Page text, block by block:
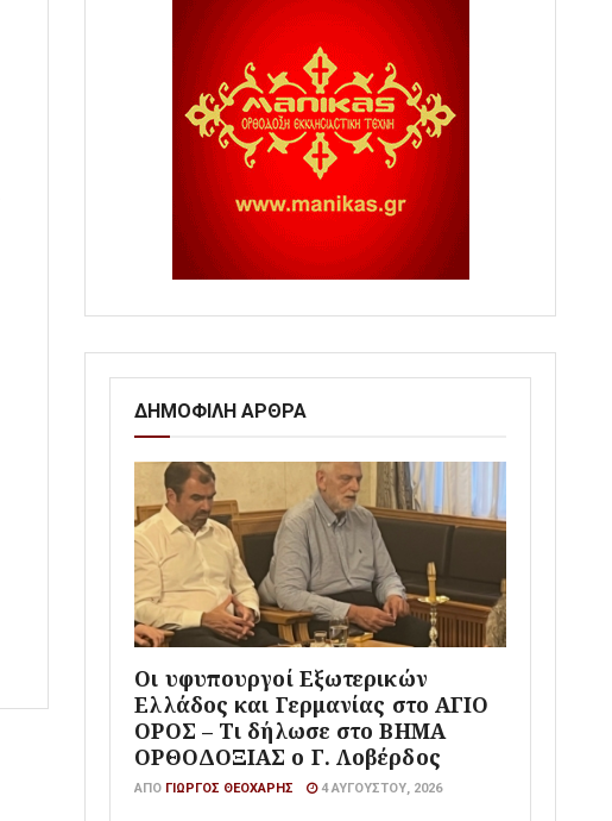
ΔΗΜΟΦΙΛΗ ΑΡΘΡΑ
Οι υφυπουργοί Εξωτερικών
Ελλάδος και Γερμανίας στο ΑΓΙΟ
ΟΡΟΣ – Τι δήλωσε στο ΒΗΜΑ
ΟΡΘΟΔΟΞΙΑΣ ο Γ. Λοβέρδος
ΑΠΌ ΓΙΏΡΓΟΣ ΘΕΟΧΆΡΗΣ 4 ΑΥΓΟΎΣΤΟΥ, 2026